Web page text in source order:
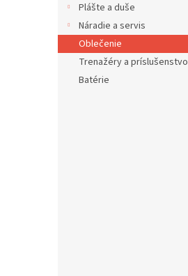
Plášte a duše
Náradie a servis
Oblečenie
Trenažéry a príslušenstvo
Batérie